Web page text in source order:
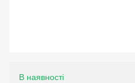
В наявності